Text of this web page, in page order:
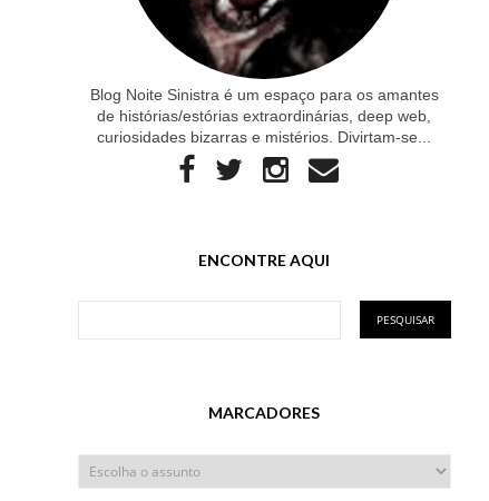
Blog Noite Sinistra é um espaço para os amantes
de histórias/estórias extraordinárias, deep web,
curiosidades bizarras e mistérios. Divirtam-se...
ENCONTRE AQUI
MARCADORES